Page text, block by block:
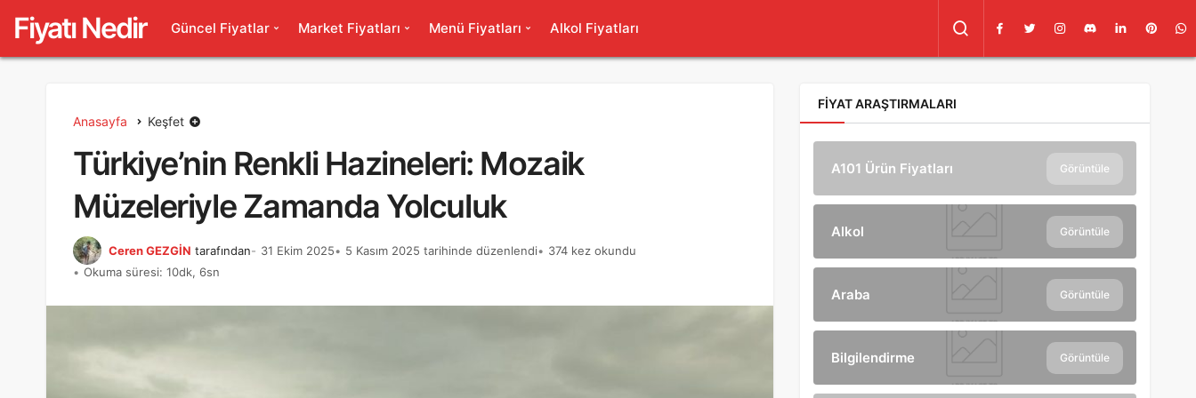
Fiyatı Nedir Güncel Fiyatlar Market Fiyatları Menü Fiyatları Alkol Fiyatları
Anasayfa Keşfet
Türkiye’nin Renkli Hazineleri: Mozaik
Müzeleriyle Zamanda Yolculuk
Ceren GEZGİN tarafından 31 Ekim 2025 5 Kasım 2025 tarihinde düzenlendi
374 kez okundu
Okuma süresi: 10dk, 6sn
FIYAT ARAŞTIRMALARI
A101 Ürün Fiyatları Görüntüle
Alkol Görüntüle
Araba Görüntüle
Bilgilendirme Görüntüle